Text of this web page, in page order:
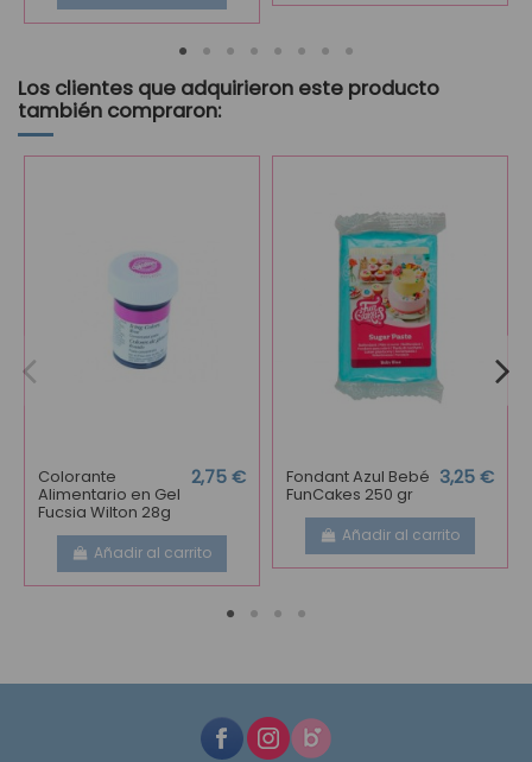
Los clientes que adquirieron este producto
también compraron:
Colorante
Alimentario en Gel
Fucsia Wilton 28g
2,75 €
Añadir al carrito
Fondant Azul Bebé
FunCakes 250 gr
3,25 €
Añadir al carrito